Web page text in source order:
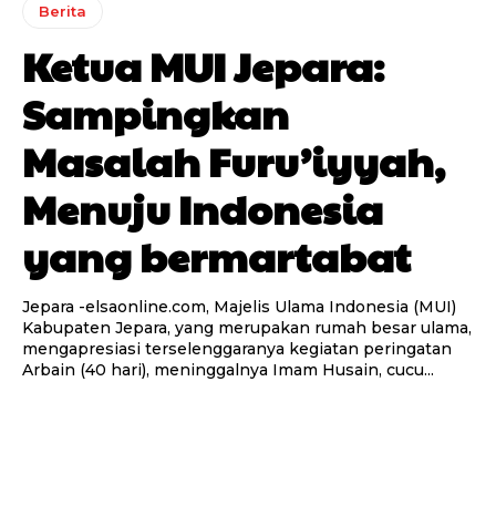
Berita
Ketua MUI Jepara:
Sampingkan
Masalah Furu’iyyah,
Menuju Indonesia
yang bermartabat
Jepara -elsaonline.com, Majelis Ulama Indonesia (MUI)
Kabupaten Jepara, yang merupakan rumah besar ulama,
mengapresiasi terselenggaranya kegiatan peringatan
Arbain (40 hari), meninggalnya Imam Husain, cucu...